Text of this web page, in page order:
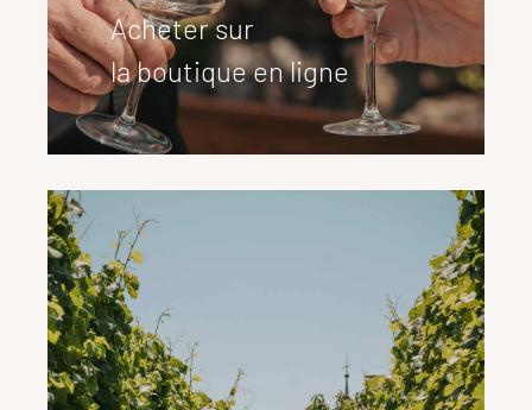
Acheter sur
la boutique en ligne